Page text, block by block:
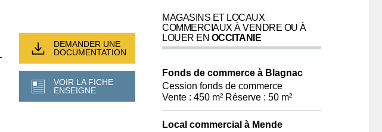
DEMANDER UNE
DOCUMENTATION
VOIR LA FICHE
ENSEIGNE
MAGASINS ET LOCAUX
COMMERCIAUX À VENDRE OU À
LOUER EN OCCITANIE
Fonds de commerce à Blagnac
Cession fonds de commerce
Vente : 450 m² Réserve : 50 m²
Local commercial à Mende